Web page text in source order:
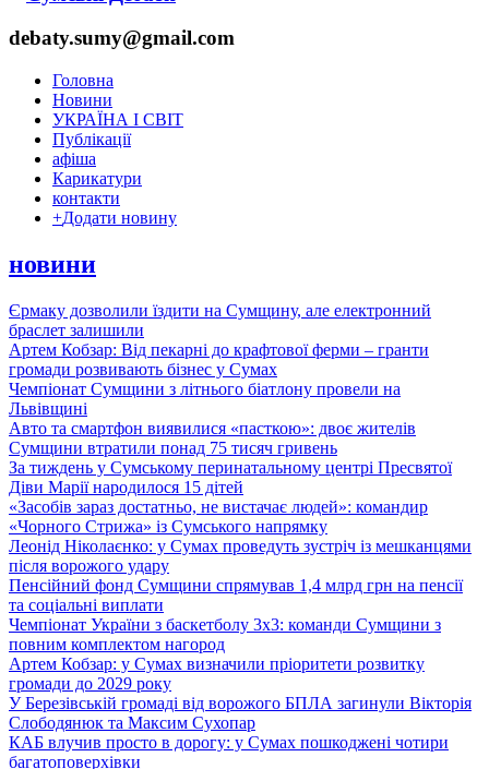
debaty.sumy@gmail.com
Головна
Новини
УКРАЇНА І СВІТ
Публікації
афіша
Карикатури
контакти
+Додати новину
новини
Єрмаку дозволили їздити на Сумщину, але електронний
браслет залишили
Артем Кобзар: Від пекарні до крафтової ферми – гранти
громади розвивають бізнес у Сумах
Чемпіонат Сумщини з літнього біатлону провели на
Львівщині
Авто та смартфон виявилися «пасткою»: двоє жителів
Сумщини втратили понад 75 тисяч гривень
За тиждень у Сумському перинатальному центрі Пресвятої
Діви Марії народилося 15 дітей
«Засобів зараз достатньо, не вистачає людей»: командир
«Чорного Стрижа» із Сумського напрямку
Леонід Ніколаєнко: у Сумах проведуть зустріч із мешканцями
після ворожого удару
Пенсійний фонд Сумщини спрямував 1,4 млрд грн на пенсії
та соціальні виплати
Чемпіонат України з баскетболу 3х3: команди Сумщини з
повним комплектом нагород
Артем Кобзар: у Сумах визначили пріоритети розвитку
громади до 2029 року
У Березівській громаді від ворожого БПЛА загинули Вікторія
Слободянюк та Максим Сухопар
КАБ влучив просто в дорогу: у Сумах пошкоджені чотири
багатоповерхівки